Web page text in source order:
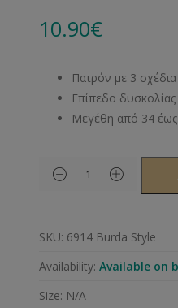
Διάφορες
Στρας
Μοντγκόμερι
Άλλα Υλικά
10.90€
Πατρόν με 3
Επίπεδο
Μεγέθη από 34
SKU: 6914 Burda Style
Availability: Available on
Size: N/A